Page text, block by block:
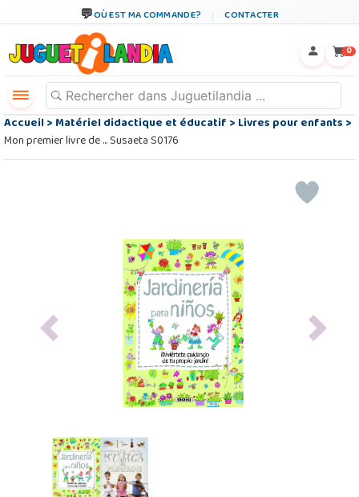
OÙ EST MA COMMANDE? CONTACTER
0
Accueil>Matériel didactique et éducatif>Livres pour enfants>
Mon premier livre de ... Susaeta S0176
Previous Next